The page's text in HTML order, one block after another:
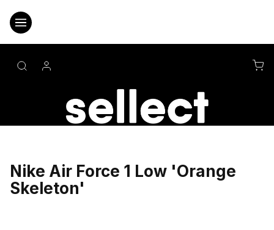
obsah
Nike Air Force 1 Low 'Orange
Skeleton'